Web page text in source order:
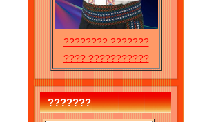
???????? ???????
???? ???????????
???????